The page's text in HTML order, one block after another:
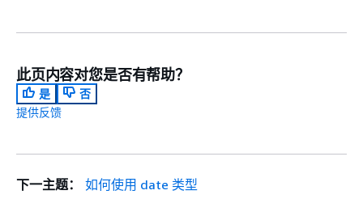
此页内容对您是否有帮助？
是
否
提供反馈
下一主题：
如何使用 date 类型